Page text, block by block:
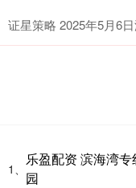
证星策略 2025年5月6
1、
乐盈配资 滨海湾
园